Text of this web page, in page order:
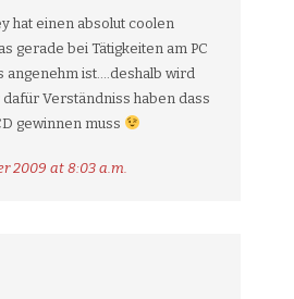
hat einen absolut coolen
gerade bei Tätigkeiten am PC
angenehm ist….deshalb wird
Verständniss haben dass
gewinnen muss
2009 at 8:03 a.m.